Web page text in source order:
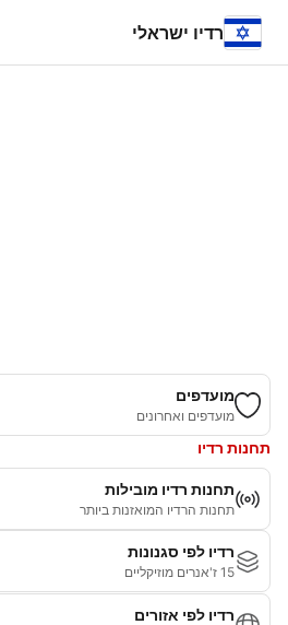
רדיו ישראלי
מועדפים
מועדפים ואחרונים
תחנות רדיו
תחנות רדיו מובילות
תחנות הרדיו המואזנות ביותר
רדיו לפי סגנונות
15 ז'אנרים מוזיקליים
רדיו לפי אזורים